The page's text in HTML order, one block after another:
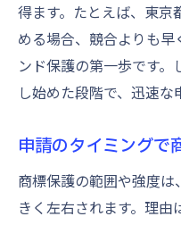
得ます。たとえば、東
める場合、競合よりも
ンド保護の第一歩です
し始めた段階で、迅速な
申請のタイミングで
商標保護の範囲や強度
きく左右されます。理